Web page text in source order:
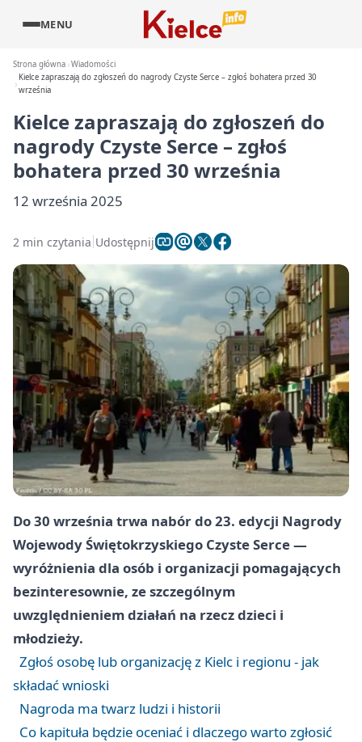
MENU
Strona główna Wiadomości
Kielce zapraszają do zgłoszeń do nagrody Czyste Serce – zgłoś bohatera przed 30
września
Kielce zapraszają do zgłoszeń do
nagrody Czyste Serce – zgłoś
bohatera przed 30 września
12 września 2025
2 min czytania Udostępnij
Do 30 września trwa nabór do 23. edycji Nagrody
Wojewody Świętokrzyskiego Czyste Serce —
wyróżnienia dla osób i organizacji pomagających
bezinteresownie, ze szczególnym
uwzględnieniem działań na rzecz dzieci i
młodzieży.
Zgłoś osobę lub organizację z Kielc i regionu - jak
składać wnioski
Nagroda ma twarz ludzi i historii
Co kapituła będzie oceniać i dlaczego warto zgłosić